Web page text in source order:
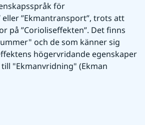
för
eller ”Ekmantransport”, trots att
på ”Corioliseffekten”. Det finns
och de som känner sig
högervridande egenskaper
"Ekmanvridning" (Ekman